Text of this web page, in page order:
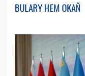
BULARY HEM OKAŇ